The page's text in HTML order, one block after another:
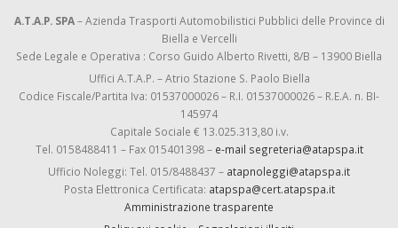
A.T.A.P. SPA– Azienda Trasporti Automobilistici Pubblici delle Province di
Biella e Vercelli
Sede Legale e Operativa : Corso Guido Alberto Rivetti, 8/B – 13900 Biella
Uffici A.T.A.P. – Atrio Stazione S. Paolo Biella
Codice Fiscale/Partita Iva: 01537000026 – R.I. 01537000026 – R.E.A. n. BI-
145974
Capitale Sociale € 13.025.313,80 i.v.
Tel. 0158488411 – Fax 015401398 – e-mail segreteria@atapspa.it
Ufficio Noleggi: Tel. 015/8488437 – atapnoleggi@atapspa.it
Posta Elettronica Certificata: atapspa@cert.atapspa.it
Amministrazione trasparente